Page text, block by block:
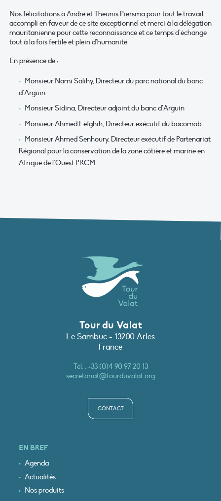
Nos félicitations à André et Theunis Piersma pour tout le travail
accompli en faveur de ce site exceptionnel et merci à la délégation
mauritanienne pour cette reconnaissance et ce temps d’échange
tout à la fois fertile et plein d’humanité.
En présence de :
⁠Monsieur Nami Salihy, Directeur du parc national du banc
d’Arguin
Monsieur Sidina, Directeur adjoint du banc d’Arguin
⁠Monsieur Ahmed Lefghih, Directeur exécutif du bacomab
Monsieur Ahmed Senhoury, Directeur exécutif de Partenariat
Régional pour la conservation de la zone côtière et marine en
Afrique de l’Ouest PRCM
Tour du Valat
Le Sambuc - 13200 Arles
France
Tél. :+33 (0)4 90 97 20 13
secretariat@tourduvalat.org
CONTACT
EN BREF
Agenda
Actualités
Nos produits